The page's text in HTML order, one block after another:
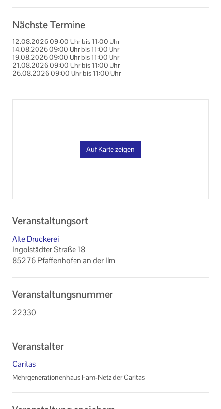
Nächste Termine
12.08.202609:00 Uhrbis 11:00 Uhr
14.08.202609:00 Uhrbis 11:00 Uhr
19.08.202609:00 Uhrbis 11:00 Uhr
21.08.202609:00 Uhrbis 11:00 Uhr
26.08.202609:00 Uhrbis 11:00 Uhr
Auf Karte zeigen
Veranstaltungsort
Alte Druckerei
Ingolstädter Straße 18
85276 Pfaffenhofen an der Ilm
Veranstaltungsnummer
22330
Veranstalter
Caritas
Mehrgenerationenhaus Fam-Netz der Caritas